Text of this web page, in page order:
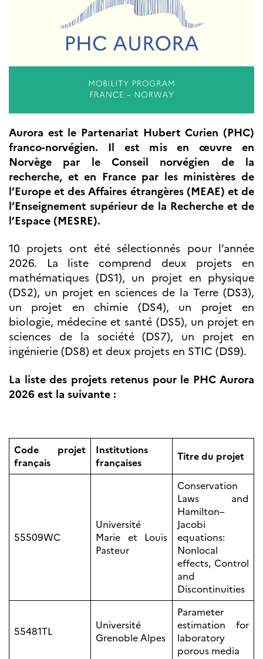
Septentrionales
ÉDUCATION ET
LANGUE
FRANÇAISE
français en
France
Promotion de la
langue
française
Francophonie
Visite de classes
Certifications
Coopération
éducative
Lycées en France
française et
norvégienne
Partenaires
Formation des
enseignants
Séminaires et
formations
Ressources
pédagogiques
Étudiants,
doctorants et
Étudier en France
Campus France
Norvège en voyage en
France
Étudier en
France
Bourse d’études
French+Sciences
French+Gastronomy et
France Alumni
SCIENCE ET
RECHERCHE
Aurora est le Partenariat Hubert Curien (PHC)
franco-norvégien. Il est mis en œuvre en
Norvège par le Conseil norvégien de la
recherche, et en France par les ministères de
l’Europe et des Affaires étrangères (MEAE) et de
l’Enseignement supérieur de la Recherche et de
l’Espace (MESRE).
10 projets ont été sélectionnés pour l’année
2026. La liste comprend deux projets en
mathématiques (DS1), un projet en physique
(DS2), un projet en sciences de la Terre (DS3),
un projet en chimie (DS4), un projet en
biologie, médecine et santé (DS5), un projet en
sciences de la société (DS7), un projet en
ingénierie (DS8) et deux projets en STIC (DS9).
La liste des projets retenus pour le PHC Aurora
2026 est la suivante :
Code projet
français
Institutions
françaises
Titre du projet
55509WC
Université
Marie et Louis
Pasteur
Conservation
Laws and
Hamilton–
Jacobi
equations:
Nonlocal
effects, Control
and
Discontinuities
55481TL
Université
Grenoble Alpes
Parameter
estimation for
laboratory
porous media